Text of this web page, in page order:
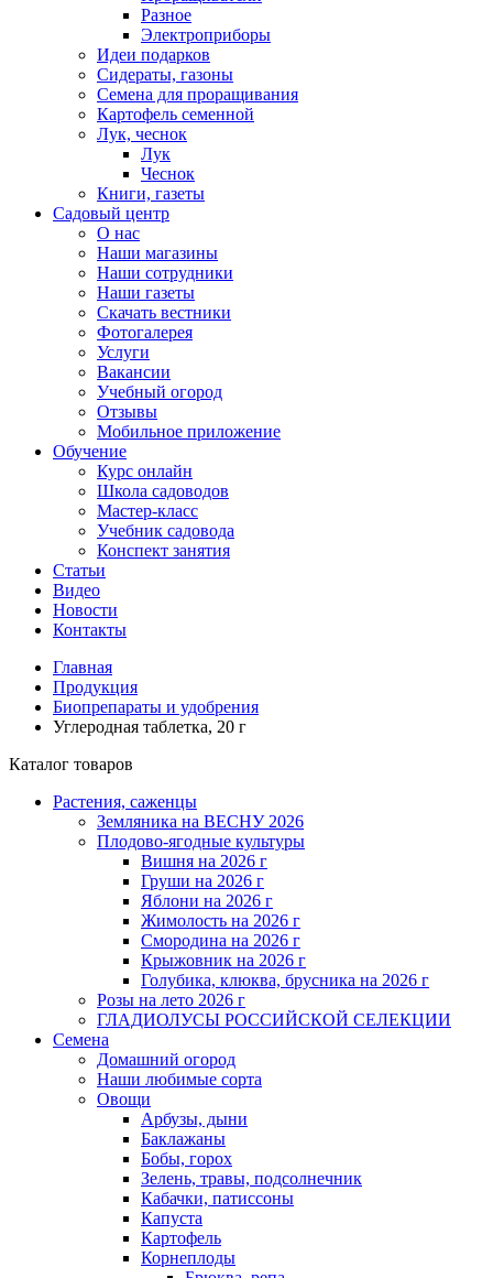
Разное
Электроприборы
Идеи подарков
Сидераты, газоны
Семена для проращивания
Картофель семенной
Лук, чеснок
Лук
Чеснок
Книги, газеты
Садовый центр
О нас
Наши магазины
Наши сотрудники
Наши газеты
Скачать вестники
Фотогалерея
Услуги
Вакансии
Учебный огород
Отзывы
Мобильное приложение
Обучение
Курс онлайн
Школа садоводов
Мастер-класс
Учебник садовода
Конспект занятия
Статьи
Видео
Новости
Контакты
Главная
Продукция
Биопрепараты и удобрения
Углеродная таблетка, 20 г
Каталог товаров
Растения, саженцы
Земляника на ВЕСНУ 2026
Плодово-ягодные культуры
Вишня на 2026 г
Груши на 2026 г
Яблони на 2026 г
Жимолость на 2026 г
Смородина на 2026 г
Крыжовник на 2026 г
Голубика, клюква, брусника на 2026 г
Розы на лето 2026 г
ГЛАДИОЛУСЫ РОССИЙСКОЙ СЕЛЕКЦИИ
Семена
Домашний огород
Наши любимые сорта
Овощи
Арбузы, дыни
Баклажаны
Бобы, горох
Зелень, травы, подсолнечник
Кабачки, патиссоны
Капуста
Картофель
Корнеплоды